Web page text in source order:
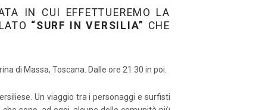
IN CUI EFFETTUEREMO LA
“SURF IN VERSILIA” CHE
di Massa, Toscana. Dalle ore 21:30 in poi.
Un viaggio tra i personaggi e surfisti